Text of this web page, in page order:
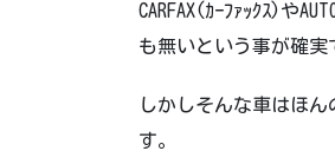
CARFAX(ｶｰﾌｧｯｸｽ)や
も無いという事が確実
しかしそんな車はほん
す。